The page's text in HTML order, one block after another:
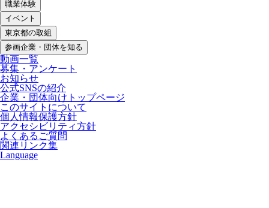
職業体験
イベント
東京都の取組
参画企業・団体を知る
動画一覧
募集・アンケート
お知らせ
公式SNSの紹介
企業・団体向けトップページ
このサイトについて
個人情報保護方針
アクセシビリティ方針
よくあるご質問
関連リンク集
Language